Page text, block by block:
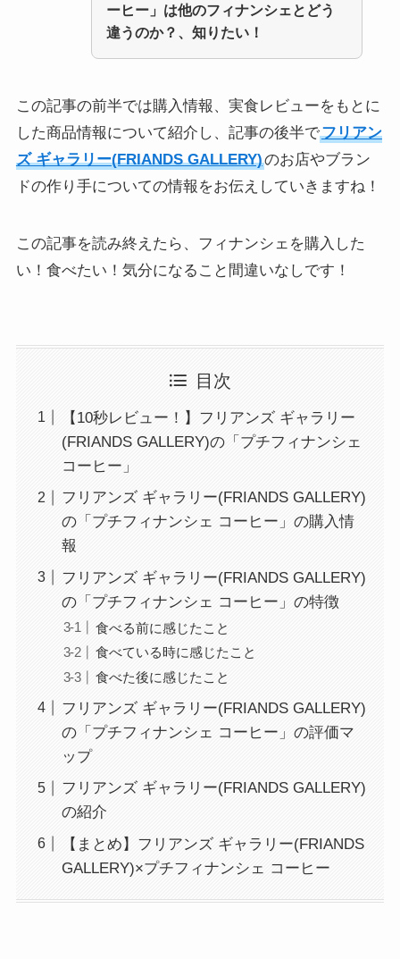
ーヒー 」 は他のフィナンシェとどう
違うのか？、知りたい！
この記事の前半では購入情報、実食レビューをもとに
した商品情報について紹介し、記事の後半でフリアン
ズ ギャラリー(FRIANDS GALLERY)のお店やブラン
ドの作り手についての情報をお伝えしていきますね！
この記事を読み終えたら、フィナンシェを購入した
い！食べたい！気分になること間違いなしです！
目次
【10秒レビュー！】フリアンズ ギャラリー
(FRIANDS GALLERY)の「プチフィナンシェ
コーヒー」
フリアンズ ギャラリー(FRIANDS GALLERY)
の「プチフィナンシェ コーヒー」の購入情
報
フリアンズ ギャラリー(FRIANDS GALLERY)
の「プチフィナンシェ コーヒー」の特徴
食べる前に感じたこと
食べている時に感じたこと
食べた後に感じたこと
フリアンズ ギャラリー(FRIANDS GALLERY)
の「プチフィナンシェ コーヒー」の評価マ
ップ
フリアンズ ギャラリー(FRIANDS GALLERY)
の紹介
【まとめ】フリアンズ ギャラリー(FRIANDS
GALLERY)×プチフィナンシェ コーヒー